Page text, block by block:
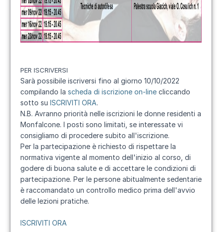
PER ISCRIVERSI
Sarà possibile iscriversi fino al giorno 10/10/2022
compilando la scheda di iscrizione on-line cliccando
sotto su ISCRIVITI ORA.
N.B. Avranno priorità nelle iscrizioni le donne residenti a
Monfalcone. I posti sono limitati, se interessate vi
consigliamo di procedere subito all'iscrizione.
Per la partecipazione è richiesto di rispettare la
normativa vigente al momento dell'inizio al corso, di
godere di buona salute e di accettare le condizioni di
partecipazione. Per le persone abitualmente sedentarie
è raccomandato un controllo medico prima dell'avvio
delle lezioni pratiche.
ISCRIVITI ORA